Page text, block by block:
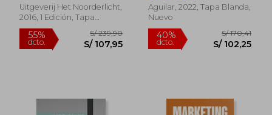
55% S/ 121,98 50%
dcto.
Uitgeverij Het Noorderlicht,
2016, 1 Edición, Tapa
Blanda, Nuevo
Aguilar, 2022, Tapa Blanda,
Nuevo